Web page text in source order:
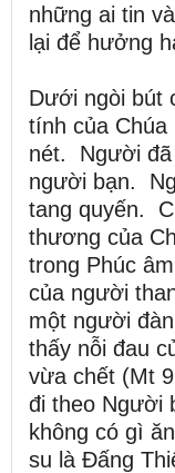
những ai tin
lại để hưởng
Dưới ngòi bút
tính của
nét. Người
người bạn.
tang quyến.
thương của
trong Phúc
của người
một người
thấy nỗi đau
vừa chết (Mt
đi theo Người
không có gì
su là Đấng